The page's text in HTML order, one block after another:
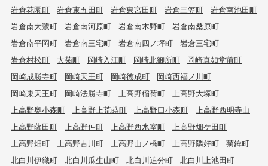
岩倉花園町
岩倉東五田町 岩倉東宮田町 岩倉三笠町
岩倉南池田町
岩倉南大鷺町
岩倉南河原町 岩倉南木野町
岩倉南桑原町
岩倉南平岡町
岩倉南三宅町 岩倉南四ノ坪町
岩倉三宅町
岩倉村松町
大菊町 岡崎入江町 岡崎北御所町
岡崎真如堂前町
岡崎成勝寺町
岡崎天王町 岡崎徳成町
岡崎西福ノ川町
岡崎東天王町
岡崎法勝寺町 上高野稲荷町
上高野大塚町
上高野奥小森町
上高野上荒蒔町 上高野口小森町
上高野西明寺山
上高野薩田町
上高野仲町 上高野西氷室町
上高野畑ケ田町
上高野畑町
上高野古川町 上高野山ノ橋町 上高野隣好町
菊鉾町
北白川伊織町
北白川瓜生山町 北白川追分町
北白川上池田町